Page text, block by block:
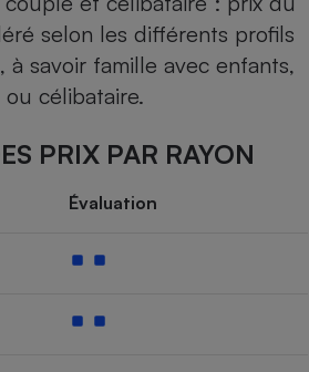
selon les différents profils
à savoir famille avec enfants,
célibataire.
PRIX PAR RAYON
Évaluation